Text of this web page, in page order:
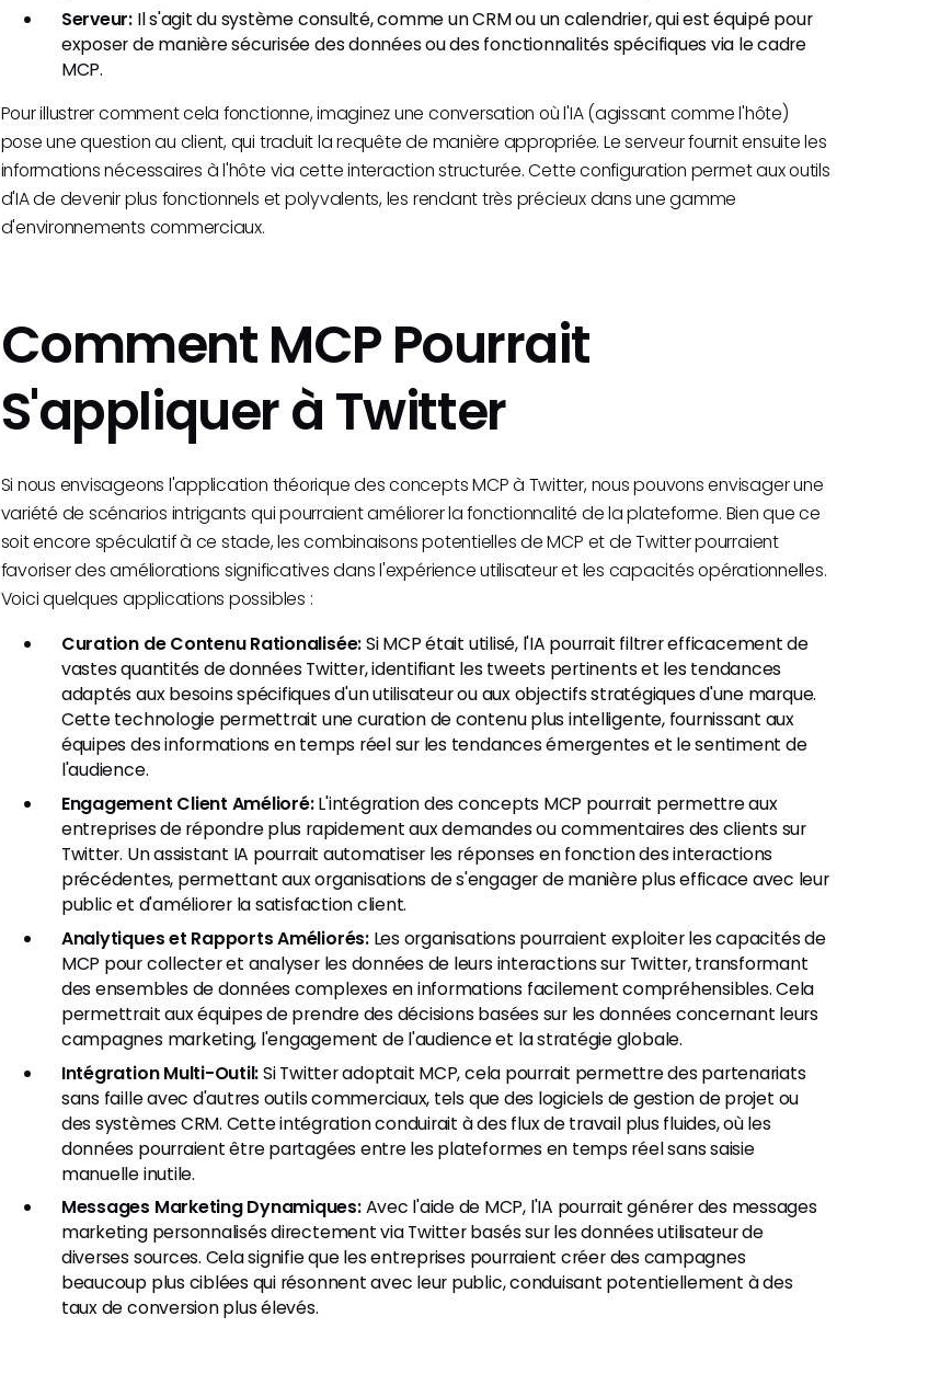
Serveur:Il s'agit du système consulté, comme un CRM ou un calendrier, qui est équipé pour
exposer de manière sécurisée des données ou des fonctionnalités spécifiques via le cadre
MCP.
Pour illustrer comment cela fonctionne, imaginez une conversation où l'IA (agissant comme l'hôte)
pose une question au client, qui traduit la requête de manière appropriée. Le serveur fournit ensuite les
informations nécessaires à l'hôte via cette interaction structurée. Cette configuration permet aux outils
d'IA de devenir plus fonctionnels et polyvalents, les rendant très précieux dans une gamme
d'environnements commerciaux.
Comment MCP Pourrait
S'appliquer à Twitter
Si nous envisageons l'application théorique des concepts MCP à Twitter, nous pouvons envisager une
variété de scénarios intrigants qui pourraient améliorer la fonctionnalité de la plateforme. Bien que ce
soit encore spéculatif à ce stade, les combinaisons potentielles de MCP et de Twitter pourraient
favoriser des améliorations significatives dans l'expérience utilisateur et les capacités opérationnelles.
Voici quelques applications possibles :
Curation de Contenu Rationalisée:Si MCP était utilisé, l'IA pourrait filtrer efficacement de
vastes quantités de données Twitter, identifiant les tweets pertinents et les tendances
adaptés aux besoins spécifiques d'un utilisateur ou aux objectifs stratégiques d'une marque.
Cette technologie permettrait une curation de contenu plus intelligente, fournissant aux
équipes des informations en temps réel sur les tendances émergentes et le sentiment de
l'audience.
Engagement Client Amélioré:L'intégration des concepts MCP pourrait permettre aux
entreprises de répondre plus rapidement aux demandes ou commentaires des clients sur
Twitter. Un assistant IA pourrait automatiser les réponses en fonction des interactions
précédentes, permettant aux organisations de s'engager de manière plus efficace avec leur
public et d'améliorer la satisfaction client.
Analytiques et Rapports Améliorés:Les organisations pourraient exploiter les capacités de
MCP pour collecter et analyser les données de leurs interactions sur Twitter, transformant
des ensembles de données complexes en informations facilement compréhensibles. Cela
permettrait aux équipes de prendre des décisions basées sur les données concernant leurs
campagnes marketing, l'engagement de l'audience et la stratégie globale.
Intégration Multi-Outil:Si Twitter adoptait MCP, cela pourrait permettre des partenariats
sans faille avec d'autres outils commerciaux, tels que des logiciels de gestion de projet ou
des systèmes CRM. Cette intégration conduirait à des flux de travail plus fluides, où les
données pourraient être partagées entre les plateformes en temps réel sans saisie
manuelle inutile.
Messages Marketing Dynamiques:Avec l'aide de MCP, l'IA pourrait générer des messages
marketing personnalisés directement via Twitter basés sur les données utilisateur de
diverses sources. Cela signifie que les entreprises pourraient créer des campagnes
beaucoup plus ciblées qui résonnent avec leur public, conduisant potentiellement à des
taux de conversion plus élevés.